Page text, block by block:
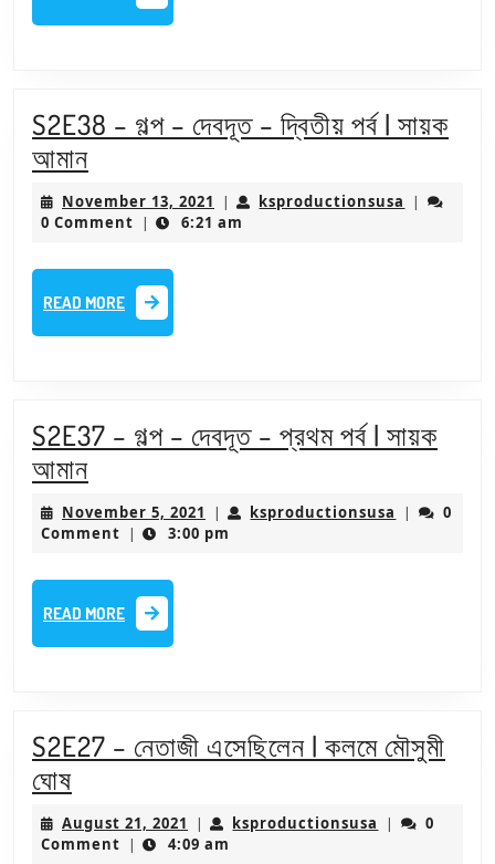
|
সায়ক
আমান
MORE
S2E38 – গল্প – দেবদূত – দ্বিতীয় পর্ব | সায়ক
আমানS2E38
–
গল্প
দেবদূত
–
|
সায়ক
আমান
November 13, 2021 November
13,
| ksproductionsusa |
0 Comment | 6:21 am
READ MORE
READ
MORE
S2E37 – গল্প – দেবদূত – প্রথম পর্ব | সায়ক
আমানS2E37
–
গল্প
দেবদূত
–
|
সায়ক
November 5, 2021 November
5,
| ksproductionsusa |
0
Comment | 3:00 pm
READ MORE
READ
MORE
S2E27 – নেতাজী এসেছিলেন | কলমে মৌসুমী
ঘোষS2E27
–
নেতাজী
August 21, 2021 August
21,
| ksproductionsusa |
0
Comment | 4:09 am